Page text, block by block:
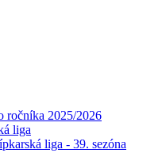
ročníka 2025/2026
liga
liga - 39. sezóna